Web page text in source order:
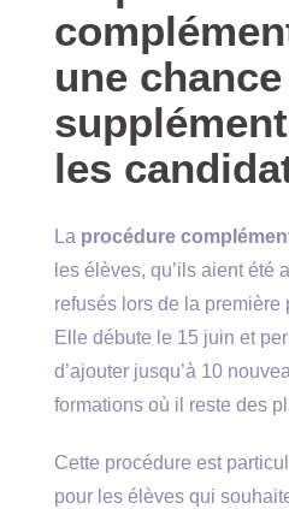
une chance
les
La procédure
les élèves, qu’ils aient été
refusés lors de la première
Elle débute le 15 juin et
d’ajouter jusqu’à 10
formations où il reste des
Cette procédure est
pour les élèves qui